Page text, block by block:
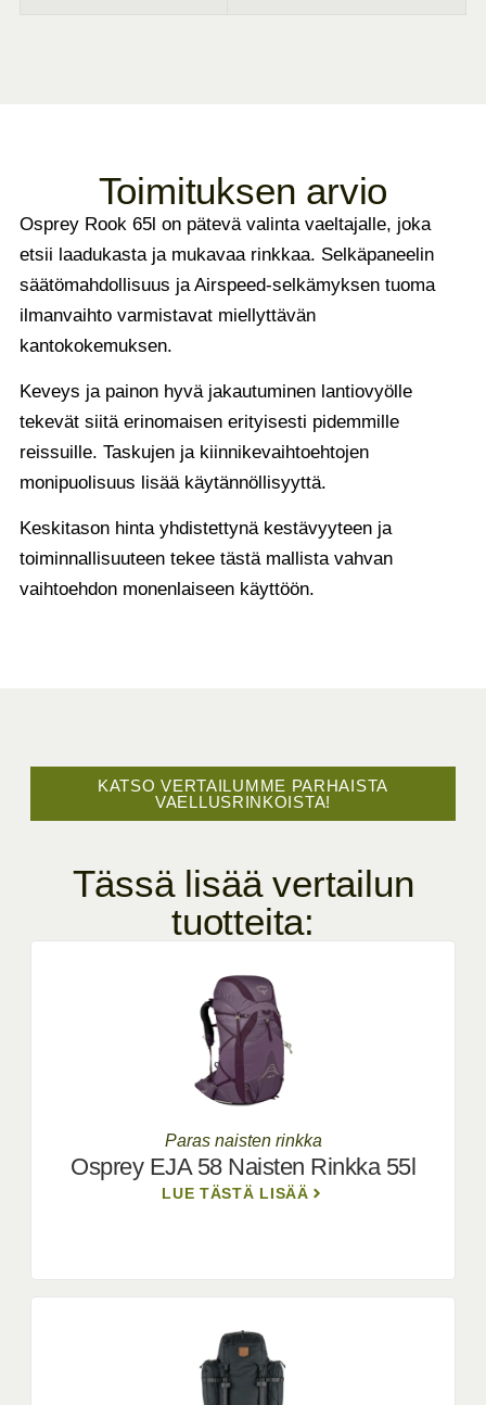
Toimituksen arvio
Osprey Rook 65l on pätevä valinta vaeltajalle, joka
etsii laadukasta ja mukavaa rinkkaa. Selkäpaneelin
säätömahdollisuus ja Airspeed-selkämyksen tuoma
ilmanvaihto varmistavat miellyttävän
kantokokemuksen.
Keveys ja painon hyvä jakautuminen lantiovyölle
tekevät siitä erinomaisen erityisesti pidemmille
reissuille. Taskujen ja kiinnikevaihtoehtojen
monipuolisuus lisää käytännöllisyyttä.
Keskitason hinta yhdistettynä kestävyyteen ja
toiminnallisuuteen tekee tästä mallista vahvan
vaihtoehdon monenlaiseen käyttöön.
KATSO VERTAILUMME PARHAISTA
VAELLUSRINKOISTA!
Tässä lisää vertailun
tuotteita:
Paras naisten rinkka
Osprey EJA 58 Naisten Rinkka 55l
LUE TÄSTÄ LISÄÄ